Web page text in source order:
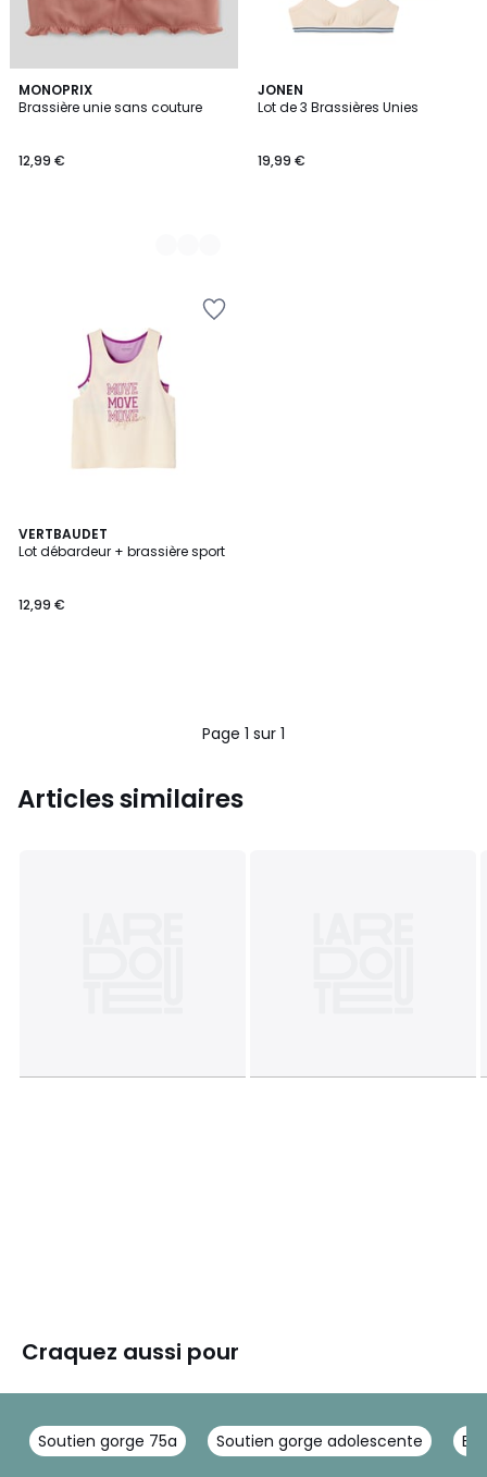
MONOPRIX
Brassière unie sans couture
12,99 €
2
Couleurs
JONEN
Lot de 3 Brassières Unies
19,99 €
VERTBAUDET
Lot débardeur + brassière sport
12,99 €
Page 1 sur 1
Articles similaires
Craquez aussi pour
Soutien gorge 75a Soutien gorge adolescente